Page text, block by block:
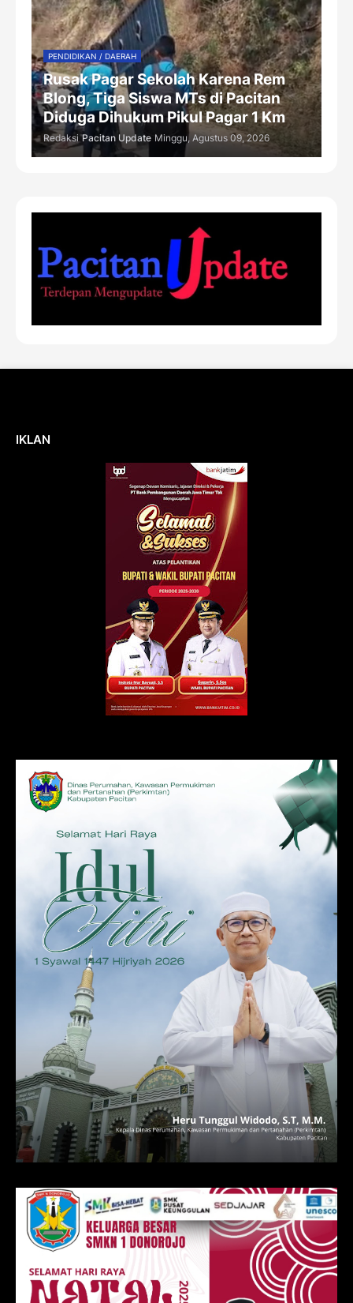
PENDIDIKAN / DAERAH
Rusak Pagar Sekolah Karena Rem
Blong, Tiga Siswa MTs di Pacitan
Diduga Dihukum Pikul Pagar 1 Km
Redaksi Pacitan Update Minggu, Agustus 09, 2026
IKLAN